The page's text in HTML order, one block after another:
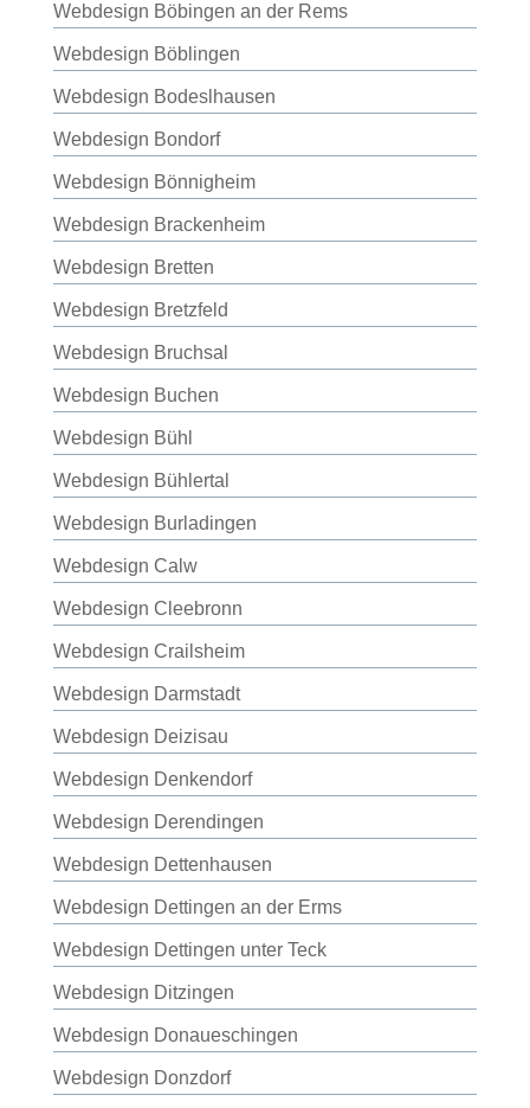
Webdesign Böbingen an der Rems
Webdesign Böblingen
Webdesign Bodeslhausen
Webdesign Bondorf
Webdesign Bönnigheim
Webdesign Brackenheim
Webdesign Bretten
Webdesign Bretzfeld
Webdesign Bruchsal
Webdesign Buchen
Webdesign Bühl
Webdesign Bühlertal
Webdesign Burladingen
Webdesign Calw
Webdesign Cleebronn
Webdesign Crailsheim
Webdesign Darmstadt
Webdesign Deizisau
Webdesign Denkendorf
Webdesign Derendingen
Webdesign Dettenhausen
Webdesign Dettingen an der Erms
Webdesign Dettingen unter Teck
Webdesign Ditzingen
Webdesign Donaueschingen
Webdesign Donzdorf